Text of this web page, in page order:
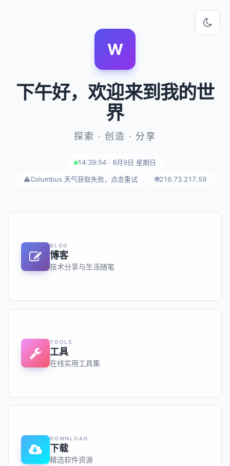
W
下午好，欢迎来到我的世
界
探索 · 创造 · 分享
14:39:54 · 8月9日 星期日
⚠️Columbus 天气获取失败，点击重试 🌐216.73.217.59
BLOG
博客
技术分享与生活随笔
TOOLS
工具
在线实用工具集
DOWNLOAD
下载
精选软件资源